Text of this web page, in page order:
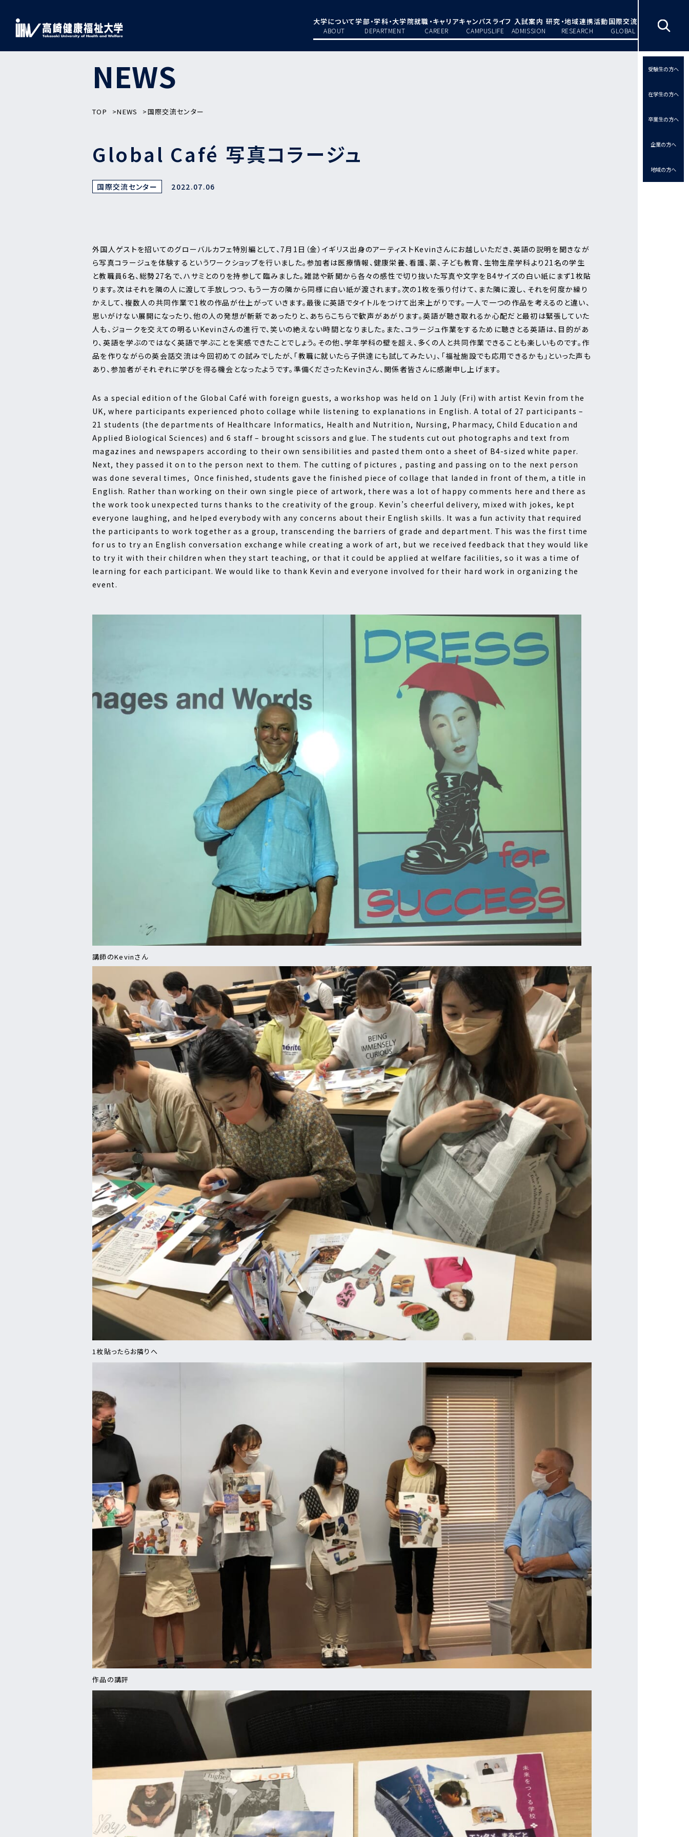
大学について
ABOUT
学部・学科・大学院
DEPARTMENT
就職・キャリア
CAREER
キャンパスライフ
CAMPUSLIFE
入試案内
ADMISSION
研究・地域連携活動
RESEARCH
国際交流
GLOBAL
受験生の方へ
在学生の方へ
卒業生の方へ
企業の方へ
地域の方へ
NEWS
TOP NEWS 国際交流センター
Global Café 写真コラージュ
国際交流センター 2022.07.06
外国人ゲストを招いてのグローバルカフェ特別編として、7月1日（金）イギリス出身のアーティストKevinさんにお越しいただき、英語の説明を聞きなが
ら写真コラージュを体験するというワークショップを行いました。参加者は医療情報、健康栄養、看護、薬、子ども教育、生物生産学科より21名の学生
と教職員6名、総勢27名で、ハサミとのりを持参して臨みました。雑誌や新聞から各々の感性で切り抜いた写真や文字をB4サイズの白い紙にまず1枚貼
ります。次はそれを隣の人に渡して手放しつつ、もう一方の隣から同様に白い紙が渡されます。次の1枚を張り付けて、また隣に渡し、それを何度か繰り
かえして、複数人の共同作業で1枚の作品が仕上がっていきます。最後に英語でタイトルをつけて出来上がりです。一人で一つの作品を考えるのと違い、
思いがけない展開になったり、他の人の発想が斬新であったりと、あちらこちらで歓声があがります。英語が聴き取れるか心配だと最初は緊張していた
人も、ジョークを交えての明るいKevinさんの進行で、笑いの絶えない時間となりました。また、コラージュ作業をするために聴きとる英語は、目的があ
り、英語を学ぶのではなく英語で学ぶことを実感できたことでしょう。その他、学年学科の壁を超え、多くの人と共同作業できることも楽しいものです。作
品を作りながらの英会話交流は今回初めての試みでしたが、「教職に就いたら子供達にも試してみたい」、「福祉施設でも応用できるかも」といった声も
あり、参加者がそれぞれに学びを得る機会となったようです。準備くださったKevinさん、関係者皆さんに感謝申し上げます。
As a special edition of the Global Café with foreign guests, a workshop was held on 1 July (Fri) with artist Kevin from the
UK, where participants experienced photo collage while listening to explanations in English. A total of 27 participants –
21 students (the departments of Healthcare Informatics, Health and Nutrition, Nursing, Pharmacy, Child Education and
Applied Biological Sciences) and 6 staff – brought scissors and glue. The students cut out photographs and text from
magazines and newspapers according to their own sensibilities and pasted them onto a sheet of B4-sized white paper.
Next, they passed it on to the person next to them. The cutting of pictures , pasting and passing on to the next person
was done several times, Once finished, students gave the finished piece of collage that landed in front of them, a title in
English. Rather than working on their own single piece of artwork, there was a lot of happy comments here and there as
the work took unexpected turns thanks to the creativity of the group. Kevin’s cheerful delivery, mixed with jokes, kept
everyone laughing, and helped everybody with any concerns about their English skills. It was a fun activity that required
the participants to work together as a group, transcending the barriers of grade and department. This was the first time
for us to try an English conversation exchange while creating a work of art, but we received feedback that they would like
to try it with their children when they start teaching, or that it could be applied at welfare facilities, so it was a time of
learning for each participant. We would like to thank Kevin and everyone involved for their hard work in organizing the
event.
講師のKevinさん
1枚貼ったらお隣りへ
作品の講評